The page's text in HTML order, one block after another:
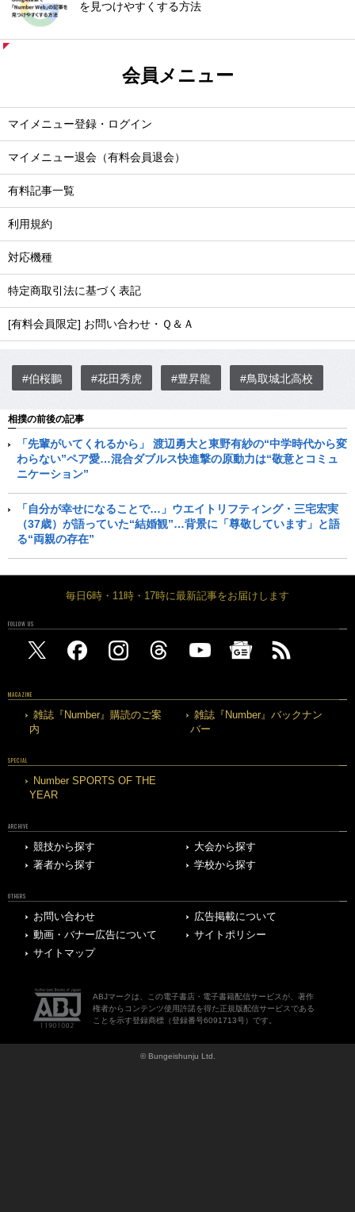
を見つけやすくする方法
会員メニュー
マイメニュー登録・ログイン
マイメニュー退会（有料会員退会）
有料記事一覧
利用規約
対応機種
特定商取引法に基づく表記
[有料会員限定] お問い合わせ・Ｑ＆Ａ
#伯桜鵬 #花田秀虎 #豊昇龍 #鳥取城北高校
相撲の前後の記事
「先輩がいてくれるから」 渡辺勇大と東野有紗の“中学時代から変
わらない”ペア愛…混合ダブルス快進撃の原動力は“敬意とコミュ
ニケーション”
「自分が幸せになることで…」ウエイトリフティング・三宅宏実
（37歳）が語っていた“結婚観”…背景に「尊敬しています」と語
る“両親の存在”
毎日6時・11時・17時に最新記事をお届けします
FOLLOW US
MAGAZINE
雑誌『Number』購読のご案
内
雑誌『Number』バックナン
バー
SPECIAL
Number SPORTS OF THE
YEAR
ARCHIVE
競技から探す
大会から探す
著者から探す
学校から探す
OTHERS
お問い合わせ
広告掲載について
動画・バナー広告について
サイトポリシー
サイトマップ
ABJマークは、この電子書店・電子書籍配信サービスが、著作
権者からコンテンツ使用許諾を得た正規版配信サービスである
ことを示す登録商標（登録番号6091713号）です。
© Bungeishunju Ltd.